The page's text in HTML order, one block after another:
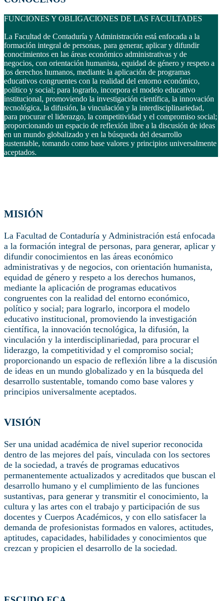
FUNCIONES Y OBLIGACIONES DE LAS FACULTADES
La Facultad de Contaduría y Administración está enfocada a la
formación integral de personas, para generar, aplicar y difundir
conocimientos en las áreas económico administrativas y de
negocios, con orientación humanista, equidad de género y respeto a
los derechos humanos, mediante la aplicación de programas
educativos congruentes con la realidad del entorno económico,
político y social; para lograrlo, incorpora el modelo educativo
institucional, promoviendo la investigación científica, la innovación
tecnológica, la difusión, la vinculación y la interdisciplinariedad,
para procurar el liderazgo, la competitividad y el compromiso social;
proporcionando un espacio de reflexión libre a la discusión de ideas
en un mundo globalizado y en la búsqueda del desarrollo
sustentable, tomando como base valores y principios universalmente
aceptados.
MISIÓN
La Facultad de Contaduría y Administración está enfocada
a la formación integral de personas, para generar, aplicar y
difundir conocimientos en las áreas económico
administrativas y de negocios, con orientación humanista,
equidad de género y respeto a los derechos humanos,
mediante la aplicación de programas educativos
congruentes con la realidad del entorno económico,
político y social; para lograrlo, incorpora el modelo
educativo institucional, promoviendo la investigación
científica, la innovación tecnológica, la difusión, la
vinculación y la interdisciplinariedad, para procurar el
liderazgo, la competitividad y el compromiso social;
proporcionando un espacio de reflexión libre a la discusión
de ideas en un mundo globalizado y en la búsqueda del
desarrollo sustentable, tomando como base valores y
principios universalmente aceptados.
VISIÓN
Ser una unidad académica de nivel superior reconocida
dentro de las mejores del país, vinculada con los sectores
de la sociedad, a través de programas educativos
permanentemente actualizados y acreditados que buscan el
desarrollo humano y el cumplimiento de las funciones
sustantivas, para generar y transmitir el conocimiento, la
cultura y las artes con el trabajo y participación de sus
docentes y Cuerpos Académicos, y con ello satisfacer la
demanda de profesionistas formados en valores, actitudes,
aptitudes, capacidades, habilidades y conocimientos que
crezcan y propicien el desarrollo de la sociedad.